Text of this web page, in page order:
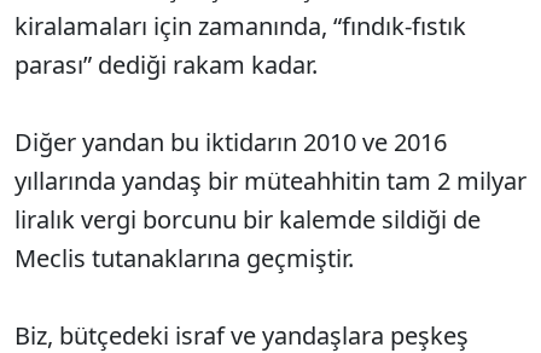
kiralamaları için zamanında, “fındık-fıstık
parası” dediği rakam kadar.
Diğer yandan bu iktidarın 2010 ve 2016
yıllarında yandaş bir müteahhitin tam 2 milyar
liralık vergi borcunu bir kalemde sildiği de
Meclis tutanaklarına geçmiştir.
Biz, bütçedeki israf ve yandaşlara peşkeş